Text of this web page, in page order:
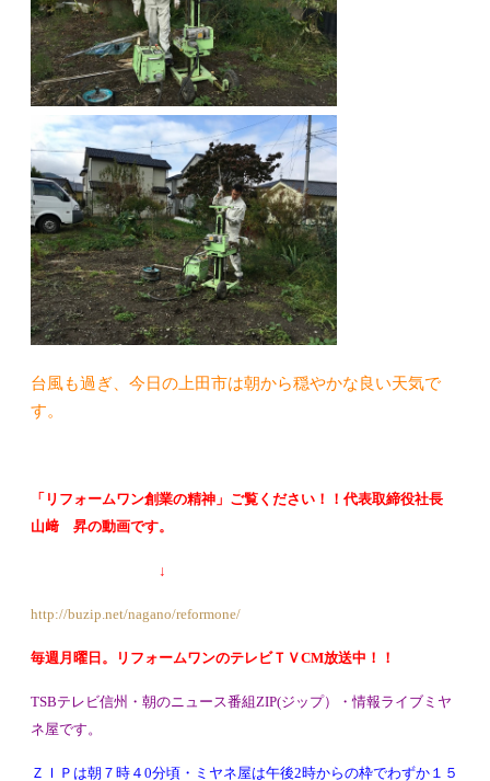
台風も過ぎ、今日の上田市は朝から穏やかな良い天気で
す。
「リフォームワン創業の精神」ご覧ください！！代表取締役社長
山﨑 昇の動画です。
↓
http://buzip.net/nagano/reformone/
毎週月曜日。リフォームワンのテレビＴＶCM放送中！！
TSBテレビ信州・朝のニュース番組ZIP(ジップ）・情報ライブミヤ
ネ屋です。
ＺＩＰは朝７時４0分頃・ミヤネ屋は午後2時からの枠でわずか１５